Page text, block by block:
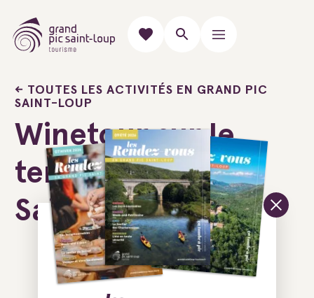
TOUTES LES ACTIVITÉS EN GRAND PIC
SAINT-LOUP
Winetour sur le
terroir du Pic
Saint-Loup